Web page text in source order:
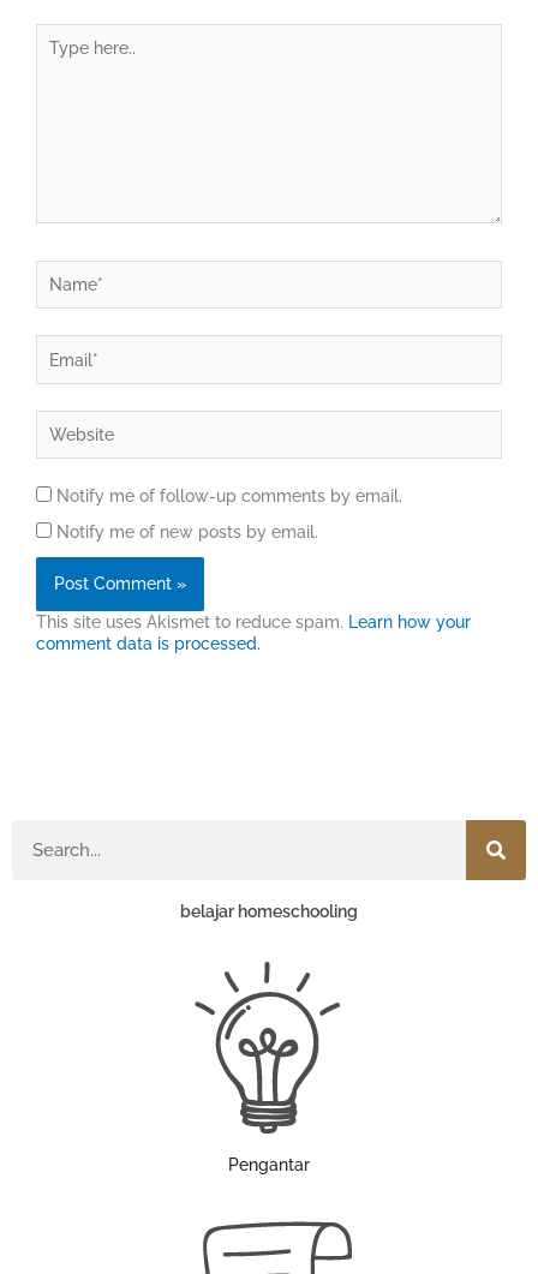
here..
Notify me of follow-up comments by email.
Notify me of new posts by email.
This site uses Akismet to reduce spam. Learn how your
comment data is processed.
belajar homeschooling
Pengantar